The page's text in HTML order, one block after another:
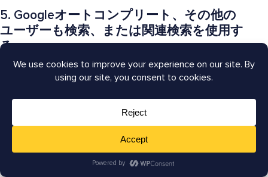
5. Googleオートコンプリート、その他の
ユーザーも検索、または関連検索を使用す
る
ロングテールキーワードを見つけるもう1つの簡単な方
ードをGoogleに入力し（Enterキーは押さない）、オ
ートコンプリートの候補を確認することです。
これらは、人々が検索するより具体的な検索クエリで
あり、全体的なトピックに関連しています。